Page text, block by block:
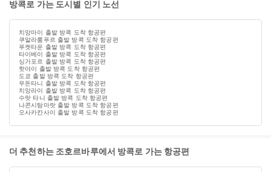
방콕로 가는 도시별 인기 노선
치앙마이 출발 방콕 도착 항공편
쿠알라룸푸르 출발 방콕 도착 항공편
푸켓타운 출발 방콕 도착 항공편
타이베이 출발 방콕 도착 항공편
싱가포르 출발 방콕 도착 항공편
핫야이 출발 방콕 도착 항공편
도쿄 출발 방콕 도착 항공편
우돈타니 출발 방콕 도착 항공편
치앙라이 출발 방콕 도착 항공편
수랏 타니 출발 방콕 도착 항공편
나콘시탐마랏 출발 방콕 도착 항공편
오사카칸사이 출발 방콕 도착 항공편
더 추천하는 조호르바루에서 방콕로 가는 항공편